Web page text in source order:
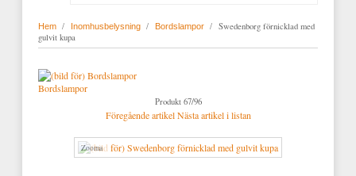
Hem / Inomhusbelysning / Bordslampor / Swedenborg förnicklad med
gulvit kupa
Bordslampor
Produkt 67/96
Föregående artikel Nästa artikel i listan
Zooma